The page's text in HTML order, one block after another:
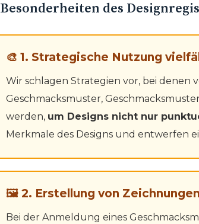
Besonderheiten des
🎨 1. Strategische Nutzung
Wir schlagen Strategien vor, bei denen
Geschmacksmuster,
werden, um Designs nicht nur
Merkmale des Designs und entwerfen
🖼 2. Erstellung von
Bei der Anmeldung eines